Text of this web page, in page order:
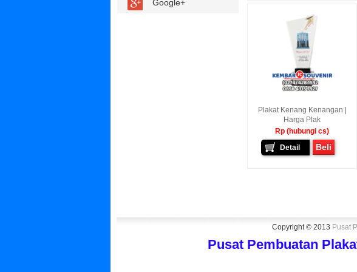
Plakat Kenang Kenangan |
Harga Plak
Rp (hubungi cs)
Detail
Beli
Google+
Copyright © 2013 Pusat
Pusat Pembuatan